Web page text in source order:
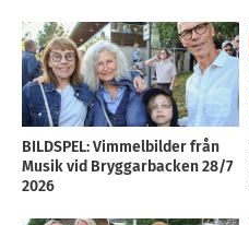
BILDSPEL: Vimmelbilder från
Musik vid Bryggarbacken 28/7
2026